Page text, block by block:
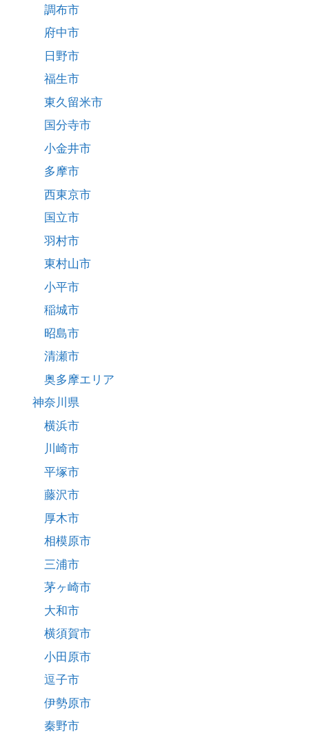
調布市
府中市
日野市
福生市
東久留米市
国分寺市
小金井市
多摩市
西東京市
国立市
羽村市
東村山市
小平市
稲城市
昭島市
清瀬市
奥多摩エリア
神奈川県
横浜市
川崎市
平塚市
藤沢市
厚木市
相模原市
三浦市
茅ヶ崎市
大和市
横須賀市
小田原市
逗子市
伊勢原市
秦野市